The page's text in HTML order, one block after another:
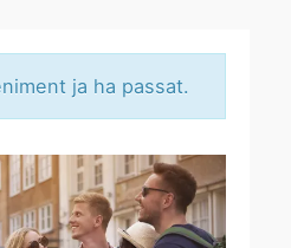
ja ha passat.